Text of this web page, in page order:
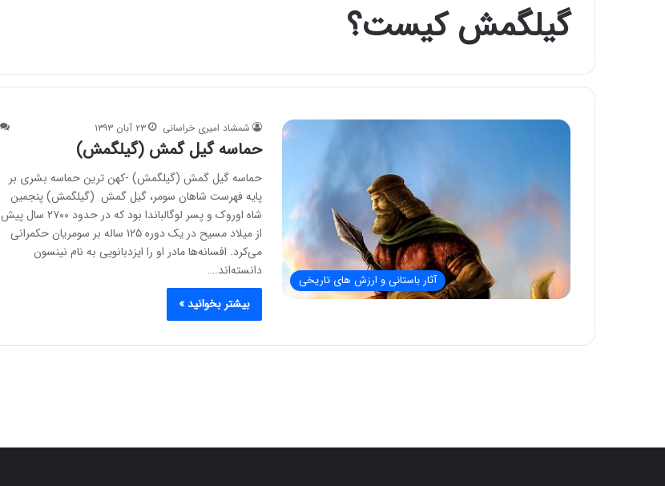
گیلگمش کیست؟
آثار باستانی و ارزش های تاریخی
شمشاد امیری خراسانی ۲۳ آبان ۱۳۹۳
حماسه گیل گمش (گیلگمش)
حماسه گیل گمش (گیلگمش) -کهن ترین حماسه بشری بر
پایه فهرست شاهان سومر، گیل گمش (گیلگمش) پنجمین
شاه اوروک و پسر لوگالباندا بود که در حدود ۲۷۰۰ سال پیش
از میلاد مسیح در یک دوره ۱۲۵ ساله بر سومریان حکمرانی
می‌کرد. افسانه‌ها مادر او را ایزدبانویی به نام نینسون
دانسته‌اند.…
بیشتر بخوانید »